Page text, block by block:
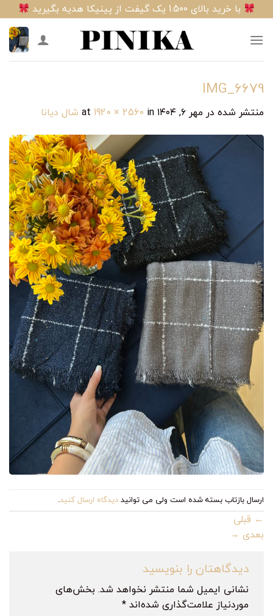
to
content
با خرید بالای 1.500 یک گیفت از پینیکا هدیه بگیرید
IMG_6679
منتشر شده در مهر ۶, ۱۴۰۴ 1920 × 2560 in شال دیانا
ارسال بازتاب بسته شده است ولی می توانیددیدگاه ارسال کنید.
← قبلی
بعدی →
دیدگاهتان را بنویسید
نشانی ایمیل شما منتشر نخواهد شد. بخش‌های
موردنیاز علامت‌گذاری شده‌اند*